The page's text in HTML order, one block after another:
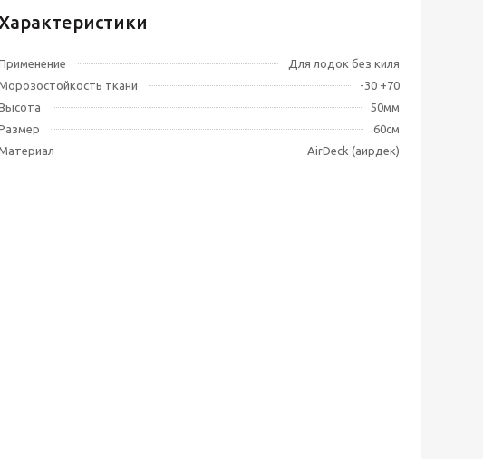
Для лодок без киля
ткани
-30 +70
50мм
60см
AirDeck (аирдек)